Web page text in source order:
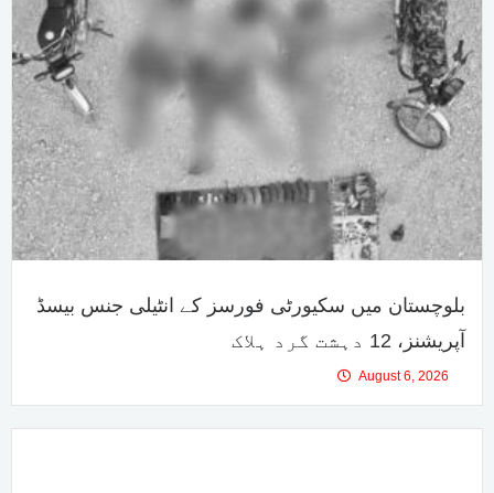
بلوچستان میں سکیورٹی فورسز کے انٹیلی جنس بیسڈ
آپریشنز، 12 دہشت گرد ہلاک
August 6, 2026